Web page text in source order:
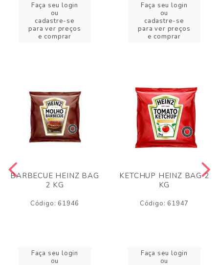
Faça seu login
ou
cadastre-se
para ver preços
e comprar
Faça seu login
ou
cadastre-se
para ver preços
e comprar
BARBECUE HEINZ BAG
2 KG
Código: 61946
Faça seu login
ou
KETCHUP HEINZ BAG 2
KG
Código: 61947
Faça seu login
ou